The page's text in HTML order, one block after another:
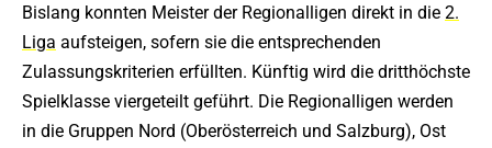
Bislang konnten Meister der Regionalligen direkt in die 2.
Liga aufsteigen, sofern sie die entsprechenden
Zulassungskriterien erfüllten. Künftig wird die dritthöchste
Spielklasse viergeteilt geführt. Die Regionalligen werden
in die Gruppen Nord (Oberösterreich und Salzburg), Ost